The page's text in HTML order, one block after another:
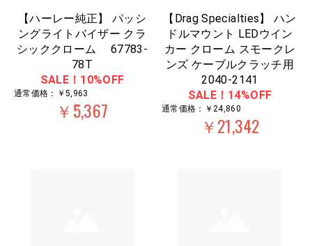
【ハーレー純正】 パッシ
ングライトバイザー クラ
シッククローム 67783-
78T
SALE！10%OFF
通常価格：￥5,963
￥5,367
【Drag Specialties】 ハン
ドルマウント LEDウイン
カー クローム スモークレ
ンズ ケーブルクラッチ用
2040-2141
SALE！14%OFF
通常価格：￥24,860
￥21,342